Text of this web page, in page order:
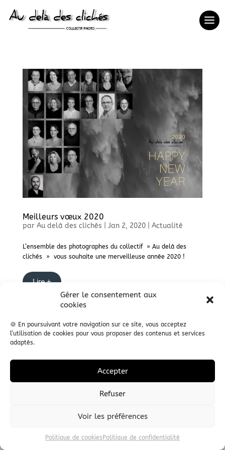
Gérer le consentement aux
cookies
🍪 En poursuivant votre navigation sur ce site, vous acceptez
l’utilisation de cookies pour vous proposer des contenus et services
adaptés.
Accepter
Refuser
Voir les préférences
Politique de cookies Politique de confidentialité
Meilleurs vœux 2020
par Au delà des clichés Jan 2, 2020| Actualité
L’ensemble des photographes du collectif » Au delà des
clichés » vous souhaite une merveilleuse année 2020 !
Lire +
© 2014 ADDC IMENTIONS LEGALESIPLAN DU SITEI